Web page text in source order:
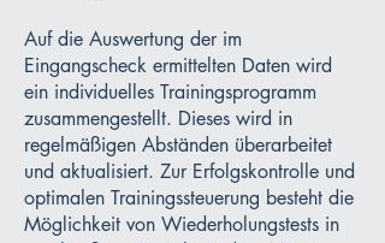
Auf die Auswertung der im
Eingangscheck ermittelten Daten wird
ein individuelles Trainingsprogramm
zusammengestellt. Dieses wird in
regelmäßigen Abständen überarbeitet
und aktualisiert. Zur Erfolgskontrolle und
optimalen Trainingssteuerung besteht die
Möglichkeit von Wiederholungstests in